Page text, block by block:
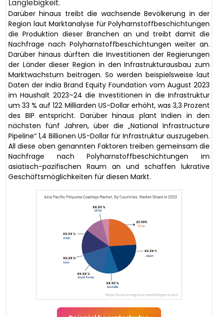
Langlebigkeit.
Darüber hinaus treibt die wachsende Bevölkerung in der
Region laut Marktanalyse für Polyharnstoffbeschichtungen
die Produktion dieser Branchen an und treibt damit die
Nachfrage nach Polyharnstoffbeschichtungen weiter an.
Darüber hinaus dürften die Investitionen der Regierungen
der Länder dieser Region in den Infrastrukturausbau zum
Marktwachstum beitragen. So werden beispielsweise laut
Daten der India Brand Equity Foundation vom August 2023
im Haushalt 2023–24 die Investitionen in die Infrastruktur
um 33 % auf 122 Milliarden US-Dollar erhöht, was 3,3 Prozent
des BIP entspricht. Darüber hinaus plant Indien in den
nächsten fünf Jahren, über die „National Infrastructure
Pipeline“ 1,4 Billionen US-Dollar für Infrastruktur auszugeben.
All diese oben genannten Faktoren treiben gemeinsam die
Nachfrage nach Polyharnstoffbeschichtungen im
asiatisch-pazifischen Raum an und schaffen lukrative
Geschäftsmöglichkeiten für diesen Markt.